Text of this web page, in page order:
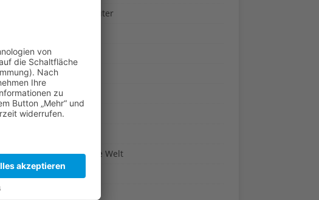
Gewürze und Kräuter
Hochwasser
Ideen-Reich
Italien
Japan
Kulinarisch um die Welt
Kultur